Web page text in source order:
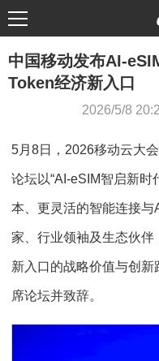
中国移动发布AI-
Token经济新入口
2026/5/8
5月8日，2026移动云大
论坛以“AI-eSIM智启新时
本、更灵活的智能连接
家、行业领袖及生态伙伴
新入口的战略价值与创
席论坛并致辞。